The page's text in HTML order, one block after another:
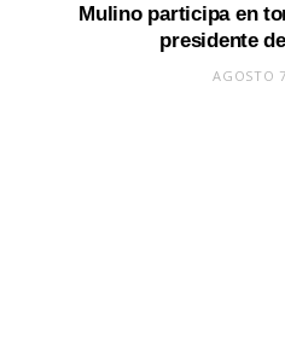
Mulino participa en
presidente
AGOSTO